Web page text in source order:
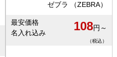
ゼブラ （ZEBRA）
最安価格
名入れ込み
108円～
（税込）